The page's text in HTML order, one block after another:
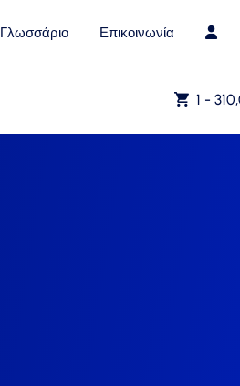
Γλωσσάριο Επικοινωνία
1 -